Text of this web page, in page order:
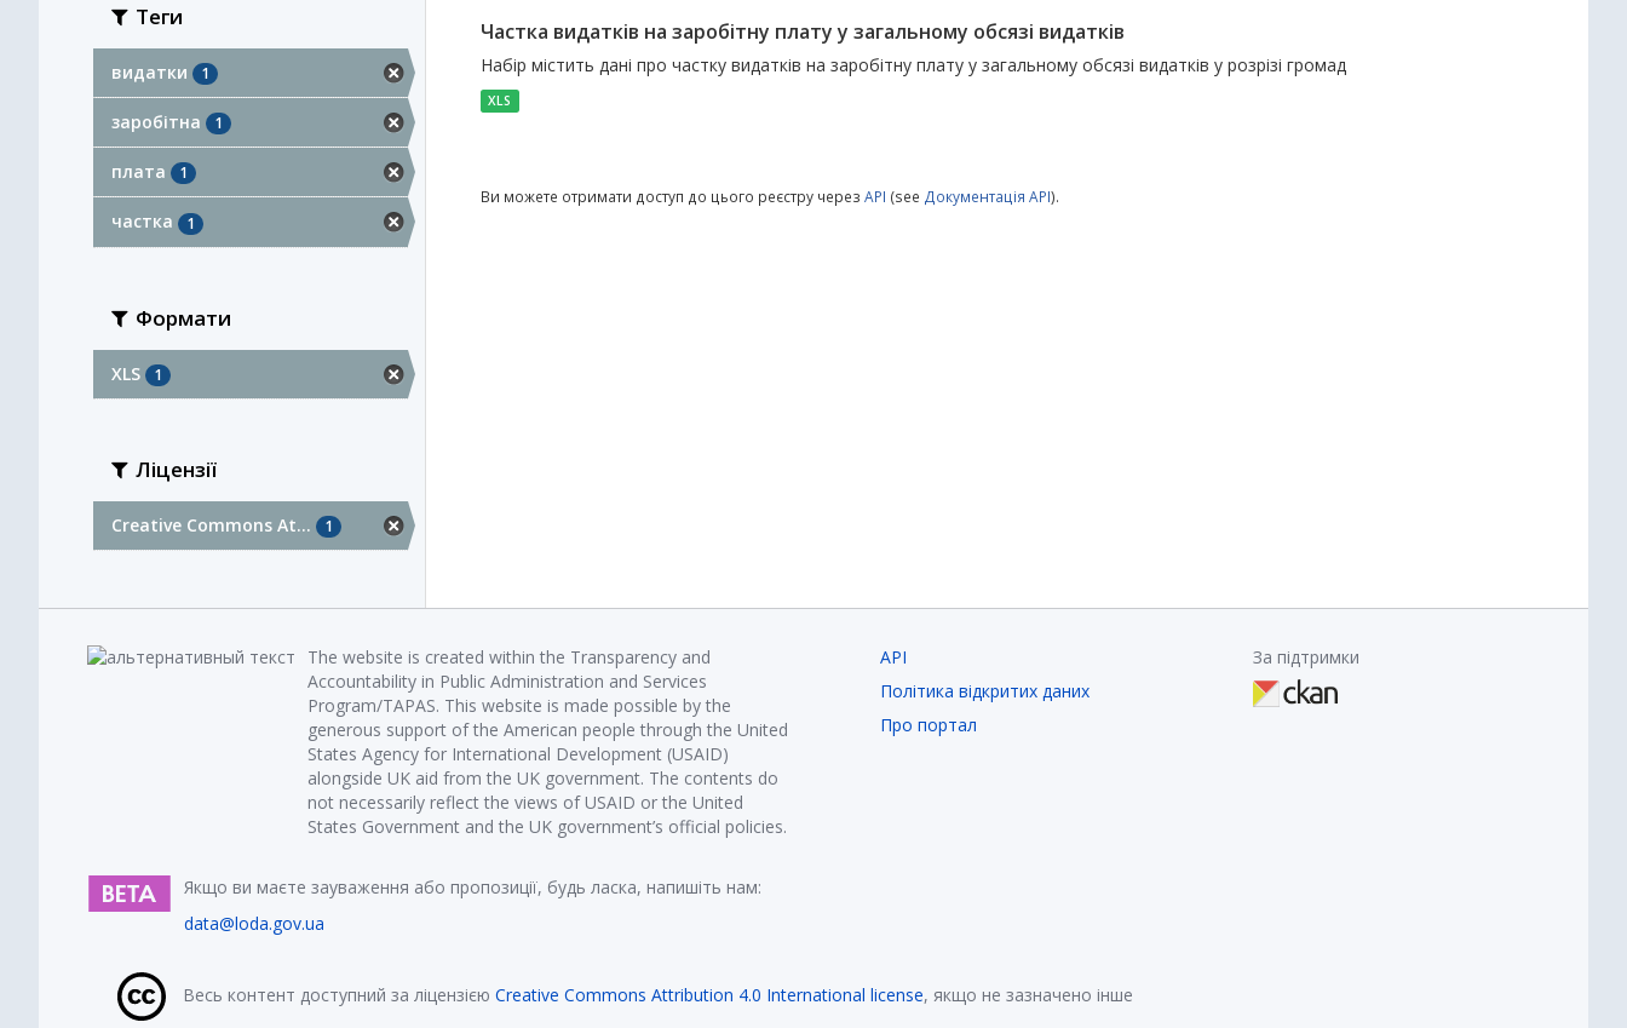
Теги
видатки 1
заробітна 1
плата 1
частка 1
Формати
XLS 1
Ліцензії
Creative Commons At... 1
Частка видатків на заробітну плату у загальному обсязі видатків
Набір містить дані про частку видатків на заробітну плату у загальному обсязі видатків у розрізі громад
XLS
Ви можете отримати доступ до цього реєстру через API (see Документація API).
The website is created within the Transparency and
Accountability in Public Administration and Services
Program/TAPAS. This website is made possible by the
generous support of the American people through the United
States Agency for International Development (USAID)
alongside UK aid from the UK government. The contents do
not necessarily reflect the views of USAID or the United
States Government and the UK government’s official policies.
Якщо ви маєте зауваження або пропозиції, будь ласка, напишіть нам:
data@loda.gov.ua
API
Політика відкритих даних
Про портал
За підтримки
Весь контент доступний за ліцензією Creative Commons Attribution 4.0 International license, якщо не зазначено інше